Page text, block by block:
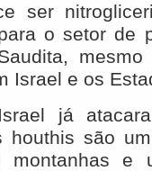
ser
o setor de
Israel e os
já
houthis são
e